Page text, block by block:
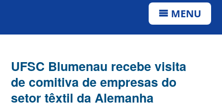
MENU
UFSC Blumenau recebe visita
de comitiva de empresas do
setor têxtil da Alemanha